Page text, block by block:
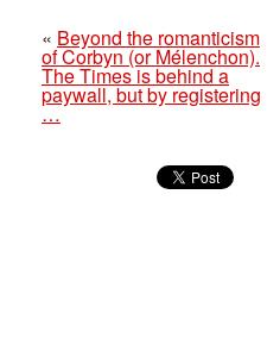
« Beyond the romanticism
of Corbyn (or Mélenchon).
The Times is behind a
paywall, but by registering
…